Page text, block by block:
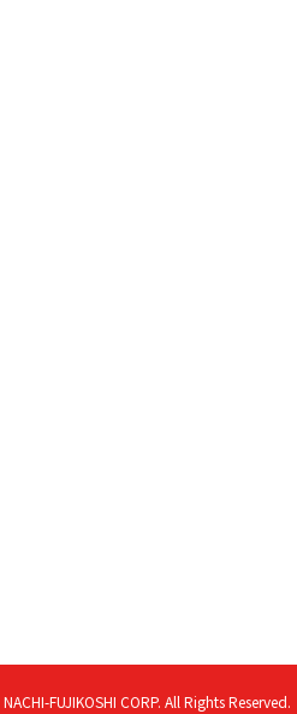
NACHI-FUJIKOSHI CORP. All Rights Reserved.